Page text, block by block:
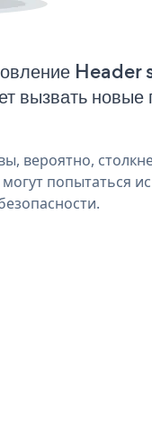
вызвать
вероятно,
попытаться